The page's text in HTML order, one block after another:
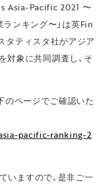
Asia-Pacific 2021 〜
ンキング〜」は英Fin
タティスタ社がアジア
対象に共同調査し、そ
ページでご確認いた
pacific-ranking-2
ますので、是非ご一